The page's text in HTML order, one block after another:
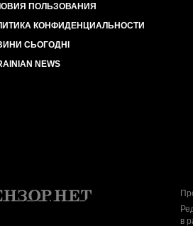
ПОЛЬЗОВАНИЯ
КОНФИДЕНЦИАЛЬНОСТИ
СЬОГОДНІ
NEWS
в